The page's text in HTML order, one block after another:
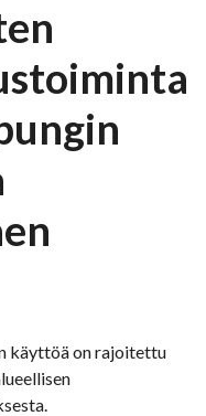
käyttöä on rajoitettu